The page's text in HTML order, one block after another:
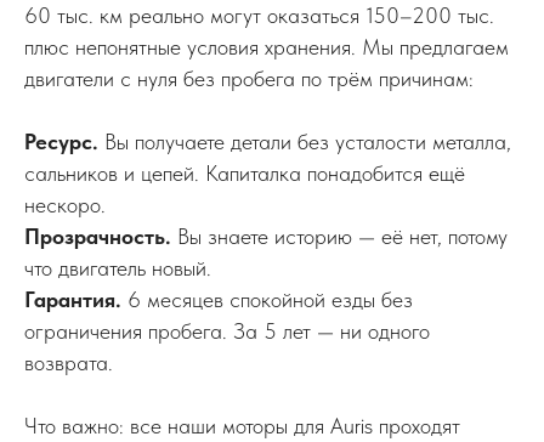
60 тыс. км реально могут оказаться 150–200 тыс.
плюс непонятные условия хранения. Мы предлагаем
двигатели с нуля без пробега по трём причинам:
Ресурс. Вы получаете детали без усталости металла,
сальников и цепей. Капиталка понадобится ещё
нескоро.
Прозрачность. Вы знаете историю — её нет, потому
что двигатель новый.
Гарантия. 6 месяцев спокойной езды без
ограничения пробега. За 5 лет — ни одного
возврата.
Что важно: все наши моторы для Auris проходят